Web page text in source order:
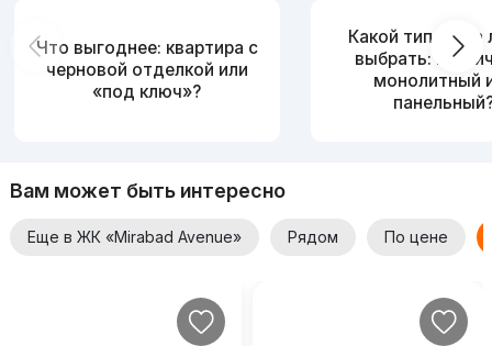
Что выгоднее: квартира с
черновой отделкой или
«под ключ»?
Какой тип дома
выбрать:
монолитный
Вам может быть интересно
Еще в ЖК «Mirabad Avenue» Рядом По цене